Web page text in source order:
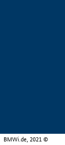
BMWi.de, 2021 ©